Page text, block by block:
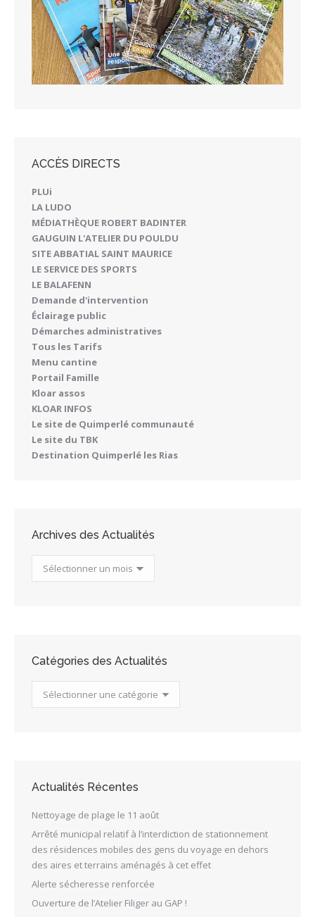
ACCÈS DIRECTS
PLUi
LA LUDO
MÉDIATHÈQUE ROBERT BADINTER
GAUGUIN L'ATELIER DU POULDU
SITE ABBATIAL SAINT MAURICE
LE SERVICE DES SPORTS
LE BALAFENN
Demande d'intervention
Éclairage public
Démarches administratives
Tous les Tarifs
Menu cantine
Portail Famille
Kloar assos
KLOAR INFOS
Le site de Quimperlé communauté
Le site du TBK
Destination Quimperlé les Rias
Archives des Actualités
Archives
des
Catégories des Actualités
Catégories
des
Actualités Récentes
Nettoyage de plage le 11 août
Arrêté municipal relatif à l’interdiction de stationnement
des résidences mobiles des gens du voyage en dehors
des aires et terrains aménagés à cet effet
Alerte sécheresse renforcée
Ouverture de l’Atelier Filiger au GAP !